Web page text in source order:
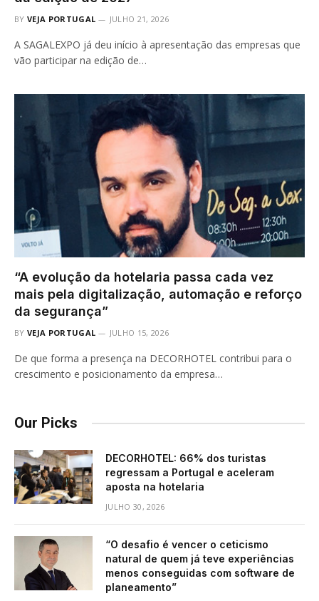
BY VEJA PORTUGAL JULHO 21, 2026
A SAGALEXPO já deu início à apresentação das empresas que
vão participar na edição de…
“A evolução da hotelaria passa cada vez
mais pela digitalização, automação e reforço
da segurança”
BY VEJA PORTUGAL JULHO 15, 2026
De que forma a presença na DECORHOTEL contribui para o
crescimento e posicionamento da empresa…
Our Picks
DECORHOTEL: 66% dos turistas
regressam a Portugal e aceleram
aposta na hotelaria
JULHO 30, 2026
“O desafio é vencer o ceticismo
natural de quem já teve experiências
menos conseguidas com software de
planeamento”